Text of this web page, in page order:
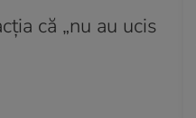
că „nu au ucis